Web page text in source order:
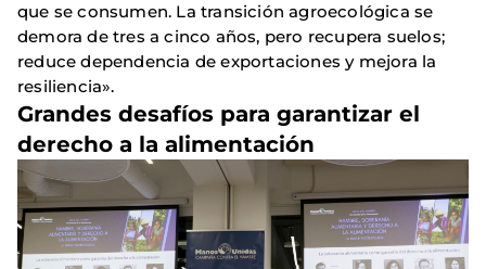
que se consumen. La transición agroecológica se
demora de tres a cinco años, pero recupera suelos;
reduce dependencia de exportaciones y mejora la
resiliencia».
Grandes desafíos para garantizar el
derecho a la alimentación